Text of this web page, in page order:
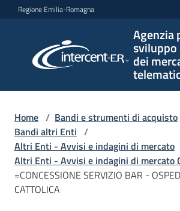
Vai al contenuto
Vai alla navigazione
Vai al footer
Regione Emilia-Romagna
Agenzia
sviluppo
dei
per lo
sviluppo
telematici
L'Agenzia
Home / Bandi e strumenti di acquisto
Bandi altri Enti /
Altri Enti - Avvisi e indagini di mercato
Altri Enti - Avvisi e indagini di mercato
=CONCESSIONE SERVIZIO BAR -
CATTOLICA